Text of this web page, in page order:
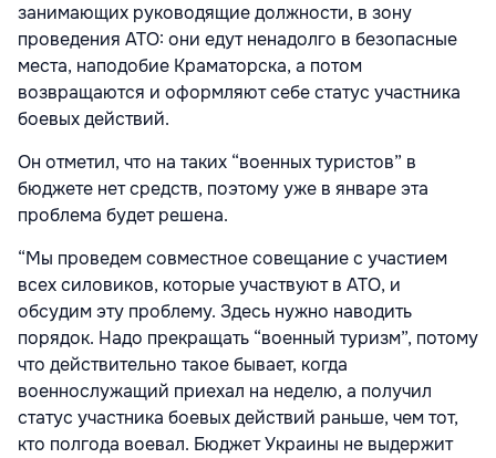
занимающих руководящие должности, в зону
проведения АТО: они едут ненадолго в безопасные
места, наподобие Краматорска, а потом
возвращаются и оформляют себе статус участника
боевых действий.
Он отметил, что на таких “военных туристов” в
бюджете нет средств, поэтому уже в январе эта
проблема будет решена.
“Мы проведем совместное совещание с участием
всех силовиков, которые участвуют в АТО, и
обсудим эту проблему. Здесь нужно наводить
порядок. Надо прекращать “военный туризм”, потому
что действительно такое бывает, когда
военнослужащий приехал на неделю, а получил
статус участника боевых действий раньше, чем тот,
кто полгода воевал. Бюджет Украины не выдержит